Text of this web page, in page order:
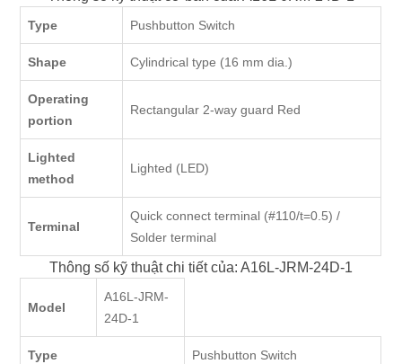
Type Pushbutton Switch
Shape Cylindrical type (16 mm dia.)
Operating
portion
Rectangular 2-way guard Red
Lighted
method
Lighted (LED)
Terminal
Quick connect terminal (#110/t=0.5) /
Solder terminal
Thông số kỹ thuật chi tiết của: A16L-JRM-24D-1
Model
A16L-JRM-
24D-1
Type Pushbutton Switch